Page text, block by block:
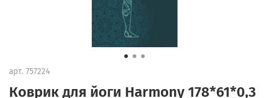
арт. 757224
Коврик для йоги Harmony 178*61*0,3